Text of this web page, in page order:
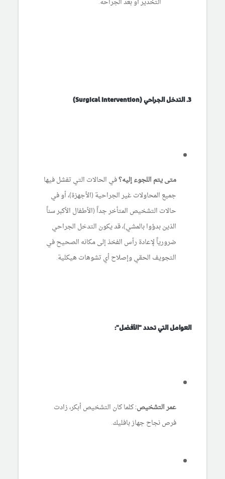
3. التدخل الجراحي (Surgical Intervention)
متى يتم اللجوء إليه؟في الحالات التي تفشل فيها
جميع المحاولات غير الجراحية (الأجهزة)، أو في
حالات التشخيص المتأخر جداً (الأطفال الأكبر سناً
الذين بدؤوا بالمشي)، قد يكون التدخل الجراحي
ضرورياً لإعادة رأس الفخذ إلى مكانه الصحيح في
التجويف الحقي وإصلاح أي تشوهات هيكلية.
العوامل التي تحدد "الأفضل":
عمر التشخيص:كلما كان التشخيص أبكر، زادت
فرص نجاح جهاز بافليك.